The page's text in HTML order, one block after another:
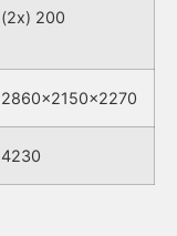
(2x) 200
2860x2150x2270
4230